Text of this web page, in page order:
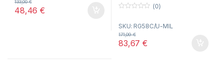
o
f48,46€
133,00€
u
t
o
f
(0)
SKU: RG58C/U-MIL
83,67€
171,09€